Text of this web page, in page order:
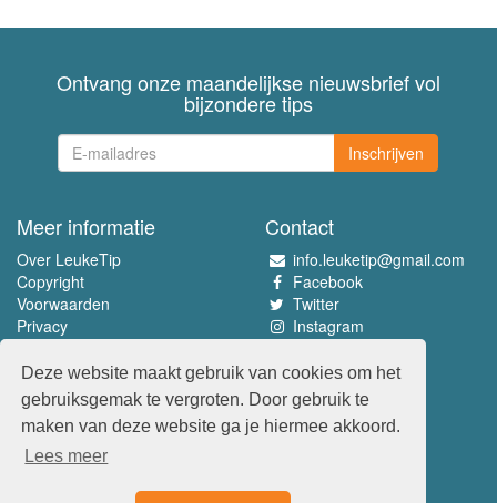
Deze website maakt gebruik van cookies om het
gebruiksgemak te vergroten. Door gebruik te
maken van deze website ga je hiermee akkoord.
Lees meer
Ontvang onze maandelijkse nieuwsbrief vol
bijzondere tips
Inschrijven
Meer informatie
Over LeukeTip
Copyright
Voorwaarden
Privacy
Contact
info.leuketip@gmail.com
Facebook
Twitter
Instagram
Beleef het allerleukste
www.leuketip.nl
www.leuketip.com
www.leuketip.de